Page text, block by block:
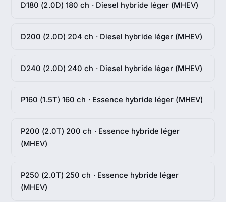
D180 (2.0D) 180 ch · Diesel hybride léger (MHEV)
D200 (2.0D) 204 ch · Diesel hybride léger (MHEV)
D240 (2.0D) 240 ch · Diesel hybride léger (MHEV)
P160 (1.5T) 160 ch · Essence hybride léger (MHEV)
P200 (2.0T) 200 ch · Essence hybride léger
(MHEV)
P250 (2.0T) 250 ch · Essence hybride léger
(MHEV)